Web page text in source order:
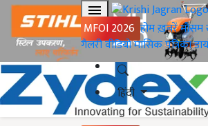
MFOI 2026 होमख़बरेंमौसम
गैलरीवीडियोमासिक पत्रिका
हिंदी